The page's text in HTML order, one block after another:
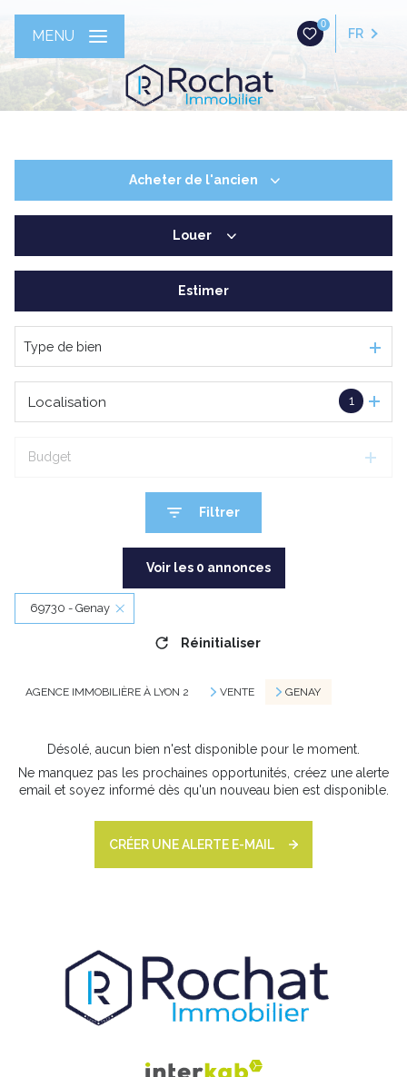
0
FR
MENU
Acheter de l'ancien
Louer
Estimer
Type de bien
1
Localisation
Budget
Filtrer
Voir les 0 annonces
69730 - Genay
Réinitialiser
AGENCE IMMOBILIÈRE À LYON 2 VENTE GENAY
Désolé, aucun bien n'est disponible pour le moment.
Ne manquez pas les prochaines opportunités, créez une alerte
email et soyez informé dès qu'un nouveau bien est disponible.
CRÉER UNE ALERTE E-MAIL